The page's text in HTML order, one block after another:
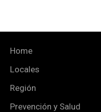
Home
Locales
Región
Prevención y Salud